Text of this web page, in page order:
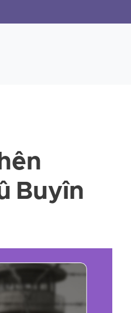
Buyîn